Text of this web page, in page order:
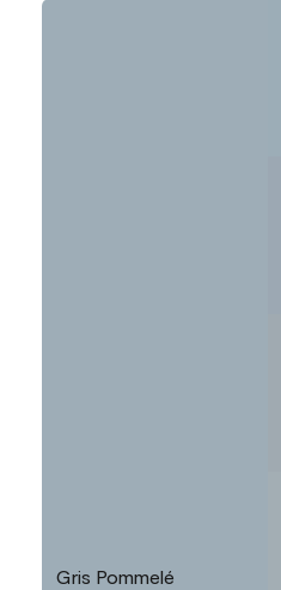
Gris Pommelé